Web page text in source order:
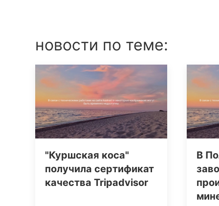
новости по теме:
"Куршская коса"
получила сертификат
качества Tripаdvisor
В